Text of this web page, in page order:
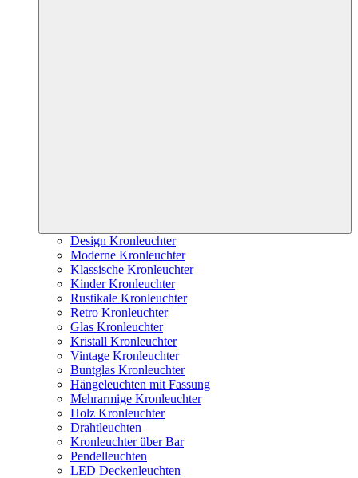
Design Kronleuchter
Moderne Kronleuchter
Klassische Kronleuchter
Kinder Kronleuchter
Rustikale Kronleuchter
Retro Kronleuchter
Glas Kronleuchter
Kristall Kronleuchter
Vintage Kronleuchter
Buntglas Kronleuchter
Hängeleuchten mit Fassung
Mehrarmige Kronleuchter
Holz Kronleuchter
Drahtleuchten
Kronleuchter über Bar
Pendelleuchten
LED Deckenleuchten